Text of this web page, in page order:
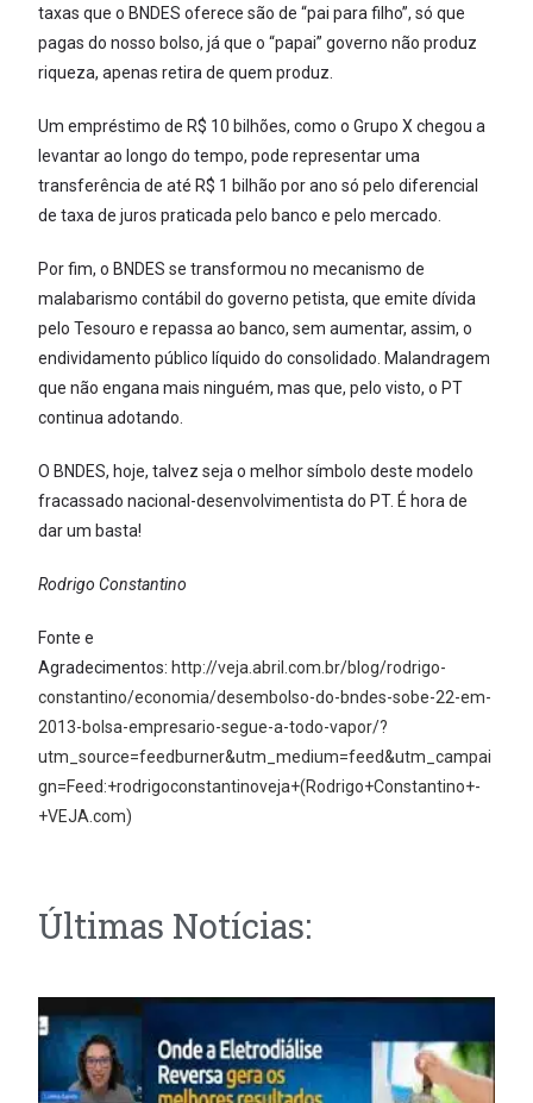
taxas que o BNDES oferece são de “pai para filho”, só que
pagas do nosso bolso, já que o “papai” governo não produz
riqueza, apenas retira de quem produz.
Um empréstimo de R$ 10 bilhões, como o Grupo X chegou a
levantar ao longo do tempo, pode representar uma
transferência de até R$ 1 bilhão por ano só pelo diferencial
de taxa de juros praticada pelo banco e pelo mercado.
Por fim, o BNDES se transformou no mecanismo de
malabarismo contábil do governo petista, que emite dívida
pelo Tesouro e repassa ao banco, sem aumentar, assim, o
endividamento público líquido do consolidado. Malandragem
que não engana mais ninguém, mas que, pelo visto, o PT
continua adotando.
O BNDES, hoje, talvez seja o melhor símbolo deste modelo
fracassado nacional-desenvolvimentista do PT. É hora de
dar um basta!
Rodrigo Constantino
Fonte e
Agradecimentos: http://veja.abril.com.br/blog/rodrigo-
constantino/economia/desembolso-do-bndes-sobe-22-em-
2013-bolsa-empresario-segue-a-todo-vapor/?
utm_source=feedburner&utm_medium=feed&utm_campai
gn=Feed:+rodrigoconstantinoveja+(Rodrigo+Constantino+-
+VEJA.com)
Últimas Notícias: